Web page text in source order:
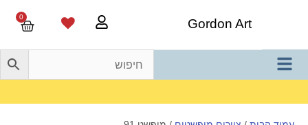
Gordon Art
0